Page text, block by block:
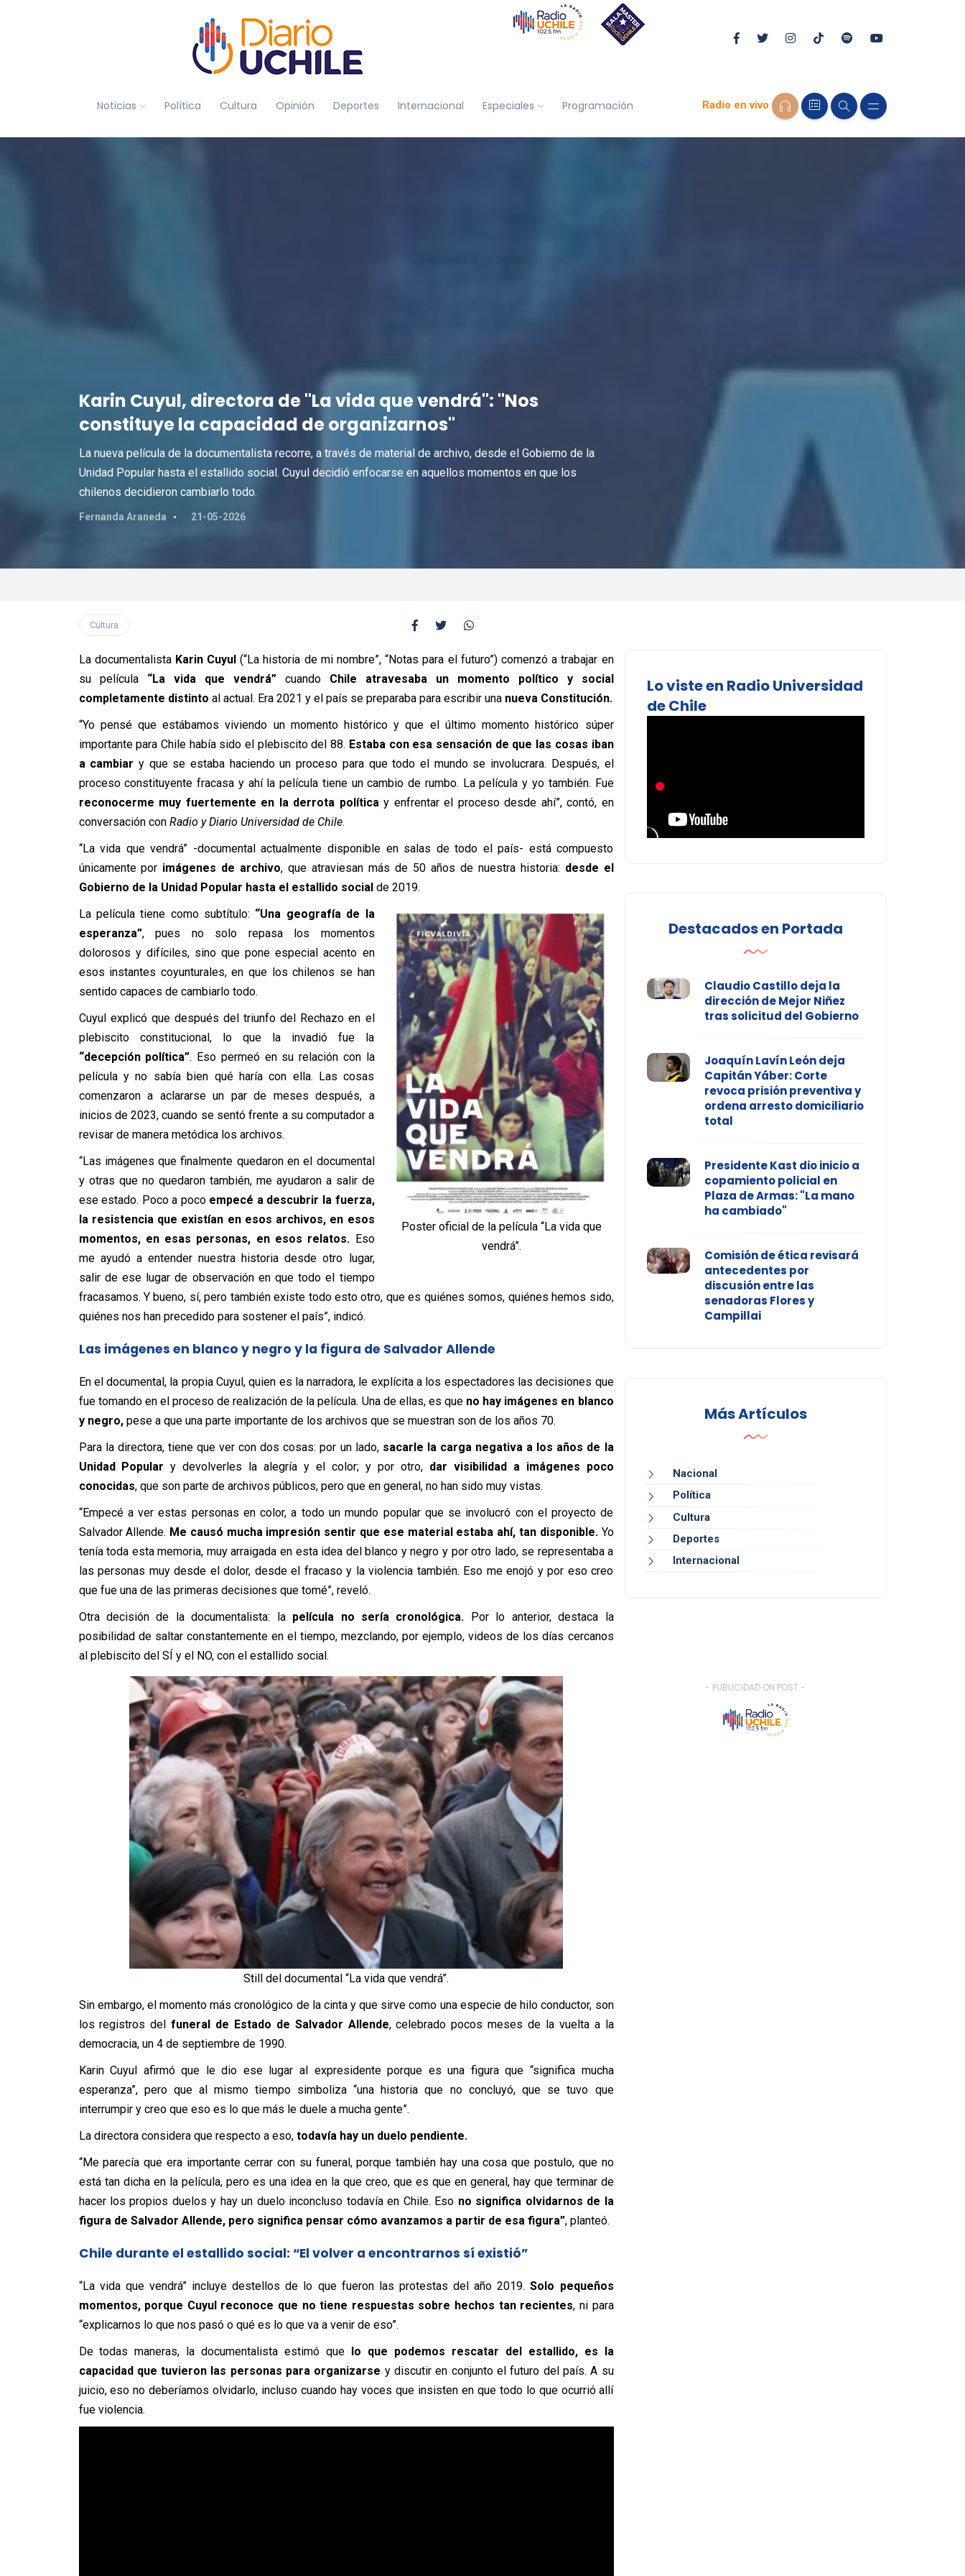
Noticias Política Cultura Opinión Deportes Internacional Especiales Programación Radio en vivo
Karin Cuyul, directora de "La vida que vendrá": "Nos
constituye la capacidad de organizarnos"
La nueva película de la documentalista recorre, a través de material de archivo, desde el Gobierno de la
Unidad Popular hasta el estallido social. Cuyul decidió enfocarse en aquellos momentos en que los
chilenos decidieron cambiarlo todo.
Fernanda Araneda 21-05-2026
Cultura
La documentalista Karin Cuyul (“La historia de mi nombre”, “Notas para el futuro”) comenzó a trabajar en
su película “La vida que vendrá”cuando Chile atravesaba un momento político y social
completamente distinto al actual. Era 2021 y el país se preparaba para escribir una nueva Constitución.
“Yo pensé que estábamos viviendo un momento histórico y que el último momento histórico súper
importante para Chile había sido el plebiscito del 88. Estaba con esa sensación de que las cosas iban
a cambiar y que se estaba haciendo un proceso para que todo el mundo se involucrara. Después, el
proceso constituyente fracasa y ahí la película tiene un cambio de rumbo. La película y yo también. Fue
reconocerme muy fuertemente en la derrota políticay enfrentar el proceso desde ahí”, contó, en
conversación con Radio y Diario Universidad de Chile.
“La vida que vendrá” -documental actualmente disponible en salas de todo el país- está compuesto
únicamente por imágenes de archivo, que atraviesan más de 50 años de nuestra historia: desde el
Gobierno de la Unidad Popular hasta el estallido socialde 2019.
Poster oficial de la película “La vida que
vendrá”.
La película tiene como subtítulo: “Una geografía de la
esperanza”, pues no solo repasa los momentos
dolorosos y difíciles, sino que pone especial acento en
esos instantes coyunturales, en que los chilenos se han
sentido capaces de cambiarlo todo.
Cuyul explicó que después del triunfo del Rechazo en el
plebiscito constitucional, lo que la invadió fue la
“decepción política”. Eso permeó en su relación con la
película y no sabía bien qué haría con ella. Las cosas
comenzaron a aclararse un par de meses después, a
inicios de 2023, cuando se sentó frente a su computador a
revisar de manera metódica los archivos.
“Las imágenes que finalmente quedaron en el documental
y otras que no quedaron también, me ayudaron a salir de
ese estado. Poco a poco empecé a descubrir la fuerza,
la resistencia que existían en esos archivos, en esos
momentos, en esas personas, en esos relatos. Eso
me ayudó a entender nuestra historia desde otro lugar,
salir de ese lugar de observación en que todo el tiempo
fracasamos. Y bueno, sí, pero también existe todo esto otro, que es quiénes somos, quiénes hemos sido,
quiénes nos han precedido para sostener el país”, indicó.
Las imágenes en blanco y negro y la figura de Salvador Allende
En el documental, la propia Cuyul, quien es la narradora, le explícita a los espectadores las decisiones que
fue tomando en el proceso de realización de la película. Una de ellas, es que no hay imágenes en blanco
y negro,pese a que una parte importante de los archivos que se muestran son de los años 70.
Para la directora, tiene que ver con dos cosas: por un lado,sacarle la carga negativa a los años de la
Unidad Popular y devolverles la alegría y el color; y por otro,dar visibilidad a imágenes poco
conocidas, que son parte de archivos públicos, pero que en general, no han sido muy vistas.
“Empecé a ver estas personas en color, a todo un mundo popular que se involucró con el proyecto de
Salvador Allende. Me causó mucha impresión sentir que ese material estaba ahí, tan disponible.Yo
tenía toda esta memoria, muy arraigada en esta idea del blanco y negro y por otro lado, se representaba a
las personas muy desde el dolor, desde el fracaso y la violencia también. Eso me enojó y por eso creo
que fue una de las primeras decisiones que tomé”, reveló.
Otra decisión de la documentalista: la película no sería cronológica. Por lo anterior, destaca la
posibilidad de saltar constantemente en el tiempo, mezclando, por ejemplo, videos de los días cercanos
al plebiscito del SÍ y el NO, con el estallido social.
Still del documental “La vida que vendrá”.
Sin embargo, el momento más cronológico de la cinta y que sirve como una especie de hilo conductor, son
los registros delfuneral de Estado de Salvador Allende, celebrado pocos meses de la vuelta a la
democracia, un 4 de septiembre de 1990.
Karin Cuyul afirmó que le dio ese lugar al expresidente porque es una figura que “significa mucha
esperanza”, pero que al mismo tiempo simboliza “una historia que no concluyó, que se tuvo que
interrumpir y creo que eso es lo que más le duele a mucha gente”.
La directora considera que respecto a eso, todavía hay un duelo pendiente.
“Me parecía que era importante cerrar con su funeral, porque también hay una cosa que postulo, que no
está tan dicha en la película, pero es una idea en la que creo, que es que en general, hay que terminar de
hacer los propios duelos y hay un duelo inconcluso todavía en Chile. Eso no significa olvidarnos de la
figura de Salvador Allende, pero significa pensar cómo avanzamos a partir de esa figura”, planteó.
Chile durante el estallido social: “El volver a encontrarnos sí existió”
“La vida que vendrá” incluye destellos de lo que fueron las protestas del año 2019.Solo pequeños
momentos, porque Cuyul reconoce que no tiene respuestas sobre hechos tan recientes, ni para
“explicarnos lo que nos pasó o qué es lo que va a venir de eso”.
De todas maneras, la documentalista estimó que lo que podemos rescatar del estallido, es la
capacidad que tuvieron las personas para organizarse y discutir en conjunto el futuro del país. A su
juicio, eso no deberíamos olvidarlo, incluso cuando hay voces que insisten en que todo lo que ocurrió allí
fue violencia.
Lo viste en Radio Universidad
de Chile
Destacados en Portada
Claudio Castillo deja la
dirección de Mejor Niñez
tras solicitud del Gobierno
Joaquín Lavín León deja
Capitán Yáber: Corte
revoca prisión preventiva y
ordena arresto domiciliario
total
Presidente Kast dio inicio a
copamiento policial en
Plaza de Armas: "La mano
ha cambiado"
Comisión de ética revisará
antecedentes por
discusión entre las
senadoras Flores y
Campillai
Más Artículos
Nacional
Política
Cultura
Deportes
Internacional
- PUBLICIDAD ON POST -